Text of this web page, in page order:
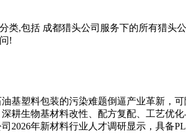
类,包括 成都猎头公司服务下的所有猎头
!
基塑料包装的污染难题倒逼产业革新
耕生物基材料改性、配方复配、工艺优
2026年新材料行业人才调研显示，具备